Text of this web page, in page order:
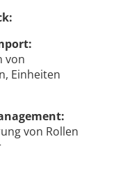
von
Einheiten
von Rollen